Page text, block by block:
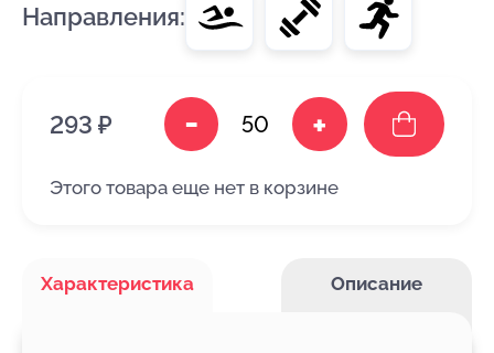
Направления:
293 ₽ - +
Этого товара еще нет в корзине
Характеристика Описание